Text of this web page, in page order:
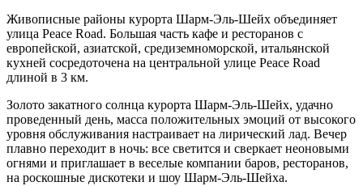
Живописные районы курорта Шарм-Эль-Шейх объединяет
улица Peace Road. Большая часть кафе и ресторанов с
европейской, азиатской, средиземноморской, итальянской
кухней сосредоточена на центральной улице Peace Road
длиной в 3 км.
Золото закатного солнца курорта Шарм-Эль-Шейх, удачно
проведенный день, масса положительных эмоций от высокого
уровня обслуживания настраивает на лирический лад. Вечер
плавно переходит в ночь: все светится и сверкает неоновыми
огнями и приглашает в веселые компании баров, ресторанов,
на роскошные дискотеки и шоу Шарм-Эль-Шейха.